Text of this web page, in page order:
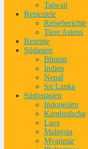
Taiwan
Reiseziele
Reiseberichte
Tiere Asiens
Rezepte
Südasien
Bhutan
Indien
Nepal
Sri Lanka
Südostasien
Indonesien
Kambodscha
Laos
Malaysia
Myanmar